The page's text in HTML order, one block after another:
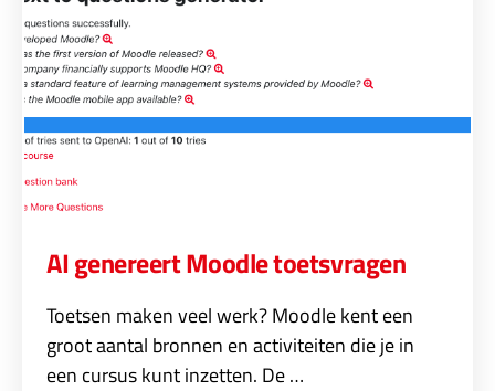
AI genereert Moodle toetsvragen
Toetsen maken veel werk? Moodle kent een
groot aantal bronnen en activiteiten die je in
een cursus kunt inzetten. De …